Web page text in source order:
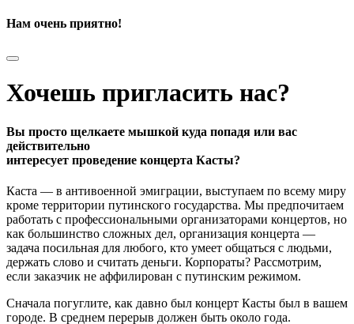
Нам очень приятно!
Хочешь пригласить нас?
Вы просто щелкаете мышкой куда попадя или вас
действительно
интересует проведение концерта Касты?
Каста — в антивоенной эмиграции, выступаем по всему миру
кроме территории путинского государства. Мы предпочитаем
работать с профессиональными организаторами концертов, но
как большинство сложных дел, организация концерта —
задача посильная для любого, кто умеет общаться с людьми,
держать слово и считать деньги. Корпораты? Рассмотрим,
если заказчик не аффилирован с путинским режимом.
Сначала погуглите, как давно был концерт Касты был в вашем
городе. В среднем перерыв должен быть около года.